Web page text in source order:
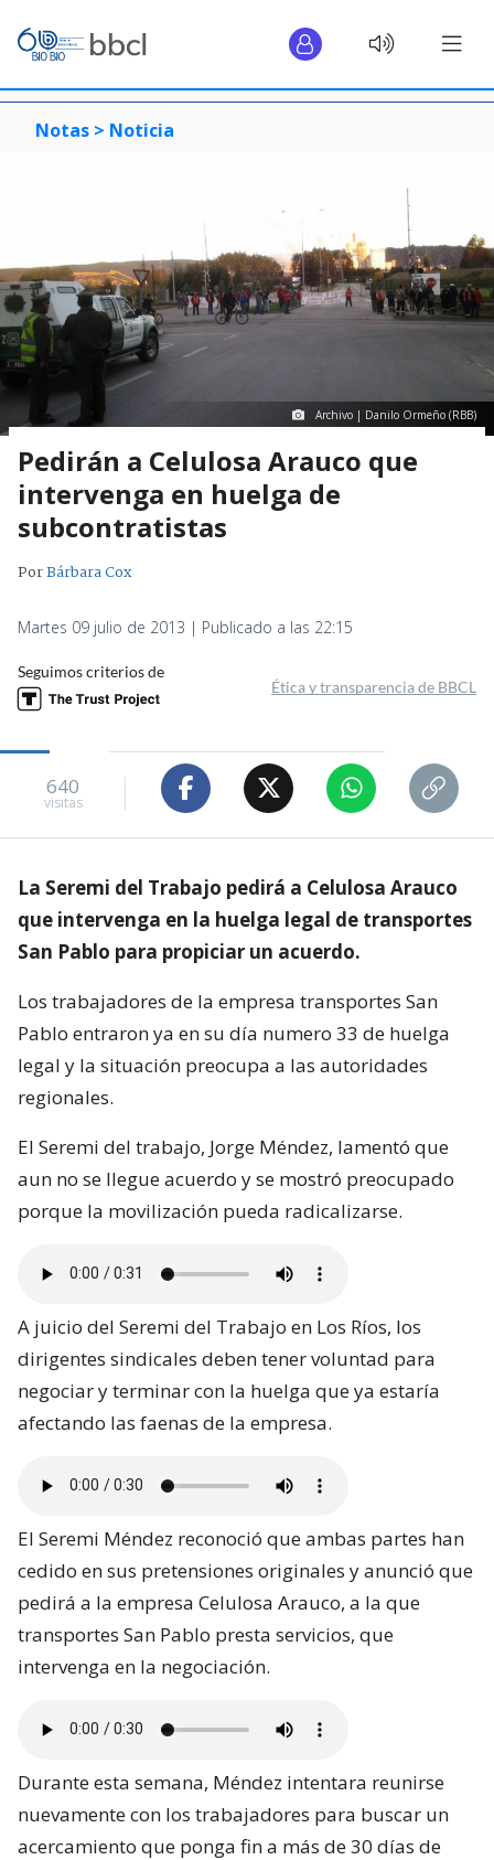
Notas > Noticia
Archivo | Danilo Ormeño (RBB)
Pedirán a Celulosa Arauco que
intervenga en huelga de
subcontratistas
PorBárbara Cox
Martes 09 julio de 2013 | Publicado a las 22:15
Seguimos criterios de
Ética y transparencia de BBCL
640
visitas
La Seremi del Trabajo pedirá a Celulosa Arauco
que intervenga en la huelga legal de transportes
San Pablo para propiciar un acuerdo.
Los trabajadores de la empresa transportes San
Pablo entraron ya en su día numero 33 de huelga
legal y la situación preocupa a las autoridades
regionales.
El Seremi del trabajo, Jorge Méndez, lamentó que
aun no se llegue acuerdo y se mostró preocupado
porque la movilización pueda radicalizarse.
A juicio del Seremi del Trabajo en Los Ríos, los
dirigentes sindicales deben tener voluntad para
negociar y terminar con la huelga que ya estaría
afectando las faenas de la empresa.
El Seremi Méndez reconoció que ambas partes han
cedido en sus pretensiones originales y anunció que
pedirá a la empresa Celulosa Arauco, a la que
transportes San Pablo presta servicios, que
intervenga en la negociación.
Durante esta semana, Méndez intentara reunirse
nuevamente con los trabajadores para buscar un
acercamiento que ponga fin a más de 30 días de